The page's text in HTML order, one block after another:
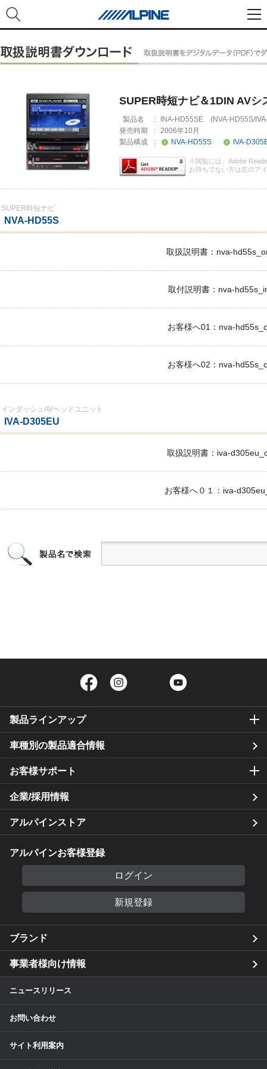
SUPER時短ナビ＆1DIN AV
製品名 :
INA-HD55SE (NVA-HD55S/
発売時期
: 2006年10月
製品構成
: NVA-HD55S IVA-
※閲覧には、Adobe
お持ちでない方は左のア
SUPER時短ナビ
NVA-HD55S
取扱説明書：nva-
取付説明書：nva-
お客様へ01：nva-
お客様へ02：nva-
インダッシュAVヘッドユニット
IVA-D305EU
取扱説明書：iva-
お客様へ０１：iva-
Facebook Twitter
製品ラインアップ
車種別の製品適合情報
お客様サポート
企業/採用情報
アルパインストア
アルパインお客様登録
ログイン
新規登録
ブランド
事業者様向け情報
ニュースリリース
お問い合わせ
サイト利用案内